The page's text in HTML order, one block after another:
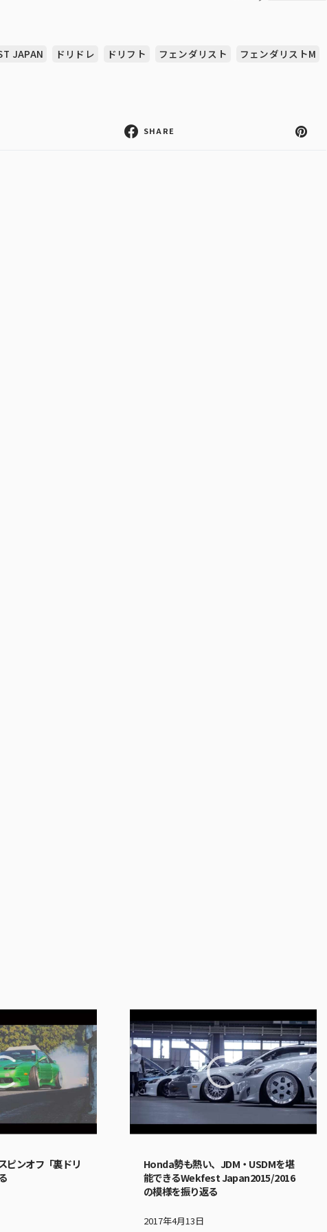
JAPAN ドリドレ ドリフト フェンダリスト フェンダリストM
SHARE
ピンオフ「裏ドリ
Honda勢も熱い、JDM・USDMを堪
能できるWekfest Japan2015/2016
の模様を振り返る
2017年4月13日